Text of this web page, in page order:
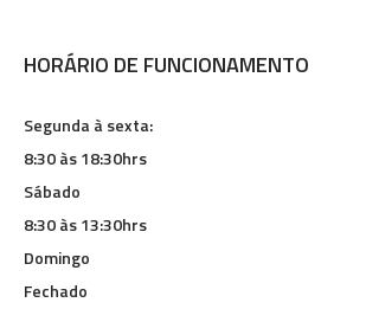
HORÁRIO DE FUNCIONAMENTO
Segunda à sexta:
8:30 às 18:30hrs
Sábado
8:30 às 13:30hrs
Domingo
Fechado